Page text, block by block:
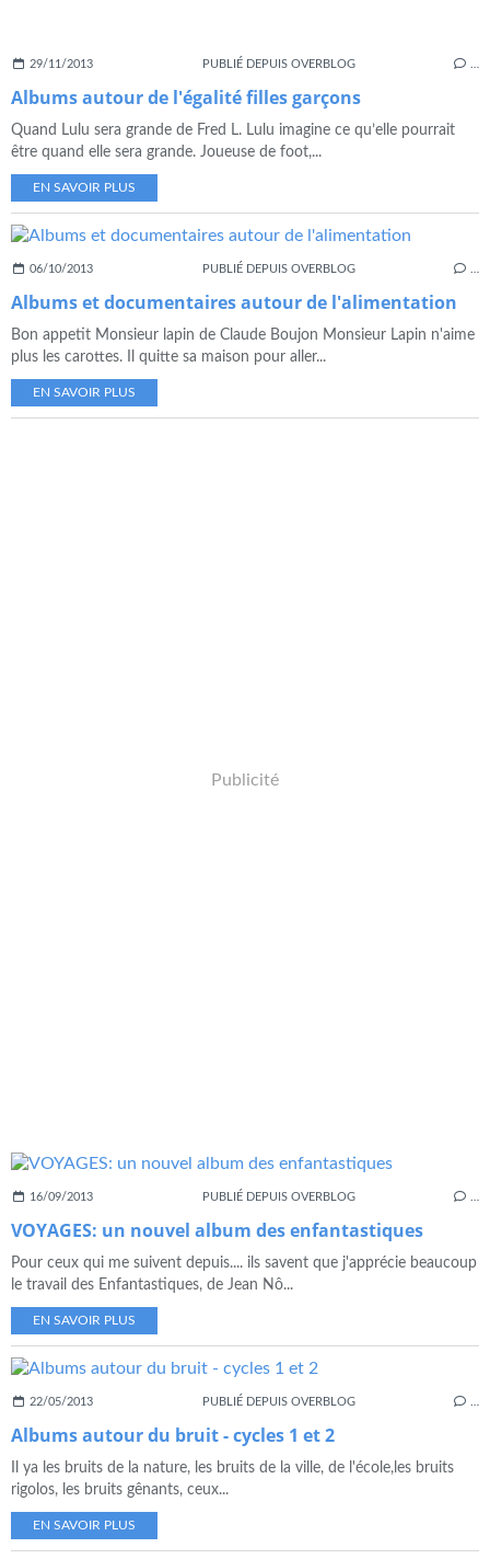
29/11/2013 PUBLIÉ DEPUIS OVERBLOG
Albums autour de l'égalité filles garçons
Quand Lulu sera grande de Fred L. Lulu imagine ce qu’elle pourrait
être quand elle sera grande. Joueuse de foot,...
EN SAVOIR PLUS
06/10/2013 PUBLIÉ DEPUIS OVERBLOG
Albums et documentaires autour de l'alimentation
Bon appetit Monsieur lapin de Claude Boujon Monsieur Lapin n'aime
plus les carottes. Il quitte sa maison pour aller...
EN SAVOIR PLUS
Publicité
16/09/2013 PUBLIÉ DEPUIS OVERBLOG
VOYAGES: un nouvel album des enfantastiques
Pour ceux qui me suivent depuis.... ils savent que j'apprécie beaucoup
le travail des Enfantastiques, de Jean Nô...
EN SAVOIR PLUS
22/05/2013 PUBLIÉ DEPUIS OVERBLOG
Albums autour du bruit - cycles 1 et 2
Il ya les bruits de la nature, les bruits de la ville, de l'école,les bruits
rigolos, les bruits gênants, ceux...
EN SAVOIR PLUS